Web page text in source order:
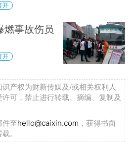
开
燃事故伤员
开
产权为财新传媒及/或相关权利人
可，禁止进行转载、摘编、复制及
件至hello@caixin.com ，获得书面
。